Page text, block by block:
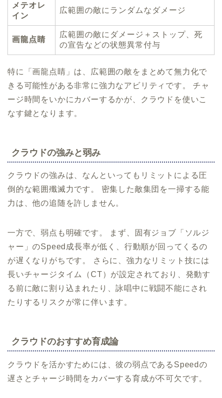
メテオレ
イン
広範囲の敵にランダムなダメージ
画龍点睛
広範囲の敵にダメージ＋ストップ、死
の宣告などの状態異常付与
特に「画龍点睛」は、広範囲の敵をまとめて無力化で
きる可能性がある非常に強力なアビリティです。 チャ
ージ時間をいかにカバーするかが、クラウドを使いこ
なす鍵となります。
クラウドの強みと弱み
クラウドの強みは、なんといってもリミットによる圧
倒的な範囲殲滅力です。 密集した敵集団を一掃する能
力は、他の追随を許しません。
一方で、弱点も明確です。 まず、固有ジョブ「ソルジ
ャー」のSpeed成長率が低く、行動順が回ってくるの
が遅くなりがちです。 さらに、強力なリミット技には
長いチャージタイム（CT）が設定されており、発動す
る前に敵に割り込まれたり、詠唱中に戦闘不能にされ
たりするリスクが常に伴います。
クラウドのおすすめ育成論
クラウドを活かすためには、彼の弱点であるSpeedの
遅さとチャージ時間をカバーする育成が不可欠です。